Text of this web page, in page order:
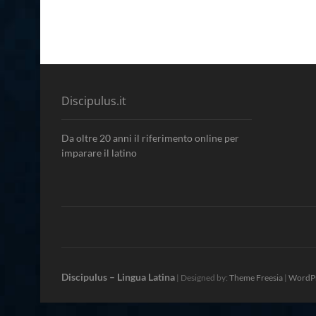
Discipulus.it
Da oltre 20 anni il riferimento online per
imparare il latino
Discipulus – Lingua Latina | Designed by: Theme Freesia |